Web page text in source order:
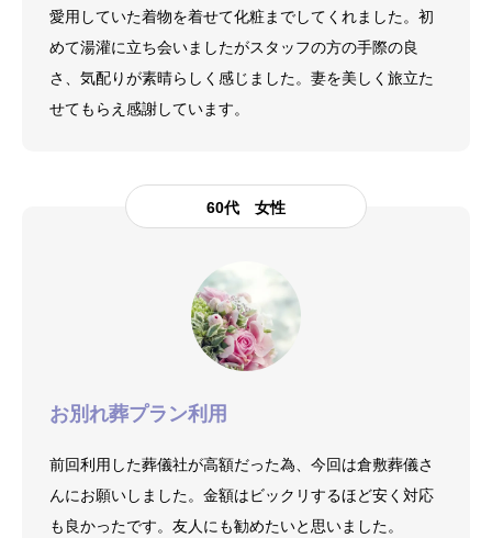
愛用していた着物を着せて化粧までしてくれました。初
めて湯灌に立ち会いましたがスタッフの方の手際の良
さ、気配りが素晴らしく感じました。妻を美しく旅立た
せてもらえ感謝しています。
60代 女性
お別れ葬プラン利用
前回利用した葬儀社が高額だった為、今回は倉敷葬儀さ
んにお願いしました。金額はビックリするほど安く対応
も良かったです。友人にも勧めたいと思いました。